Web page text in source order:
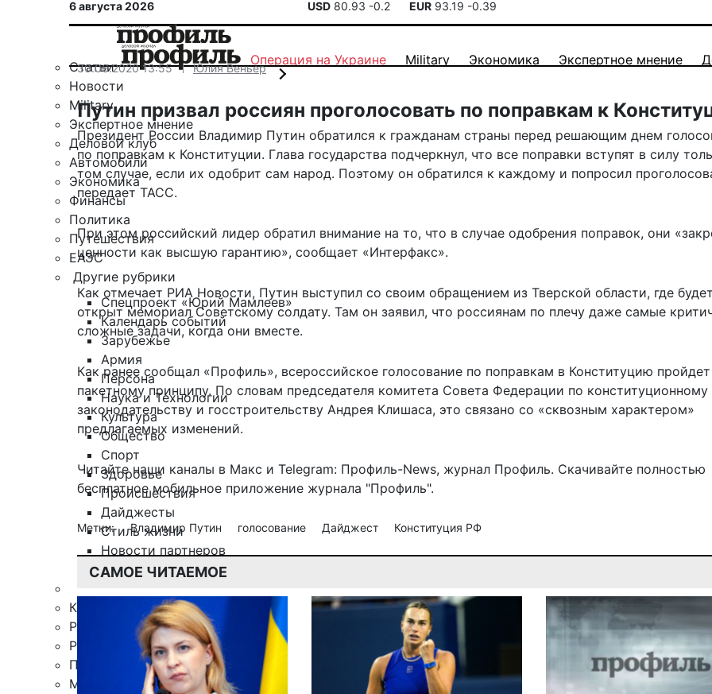
6 августа 2026 USD 80.93 -0.2 EUR 93.19 -0.39
Статьи
Новости
Military
Экспертное мнение
Деловой клуб
Автомобили
Экономика
Финансы
Политика
Путешествия
ЕАЭС
Другие рубрики
Спецпроект «Юрий Мамлеев»
Календарь событий
Зарубежье
Армия
Персона
Наука и Технологии
Культура
Общество
Спорт
Здоровье
Происшествия
Дайджесты
Стиль жизни
Новости партнеров
Интересное
Контакты
Редакция
Рекламная служба
Поиск по сайту
Мобильное приложение
Операция на Украине Military Экономика Экспертное мнение
30.06.2020 13:55 Юлия Веньер
Путин призвал россиян проголосовать по поправкам к
Президент России Владимир Путин обратился к гражданам страны перед решающим днем
по поправкам к Конституции. Глава государства подчеркнул, что все поправки вступят в силу
том случае, если их одобрит сам народ. Поэтому он обратился к каждому и попросил
передает ТАСС.
При этом российский лидер обратил внимание на то, что в случае одобрения поправок, они
ценности как высшую гарантию», сообщает «Интерфакс».
Как отмечает РИА Новости, Путин выступил со своим обращением из Тверской области, где
открыт мемориал Советскому солдату. Там он заявил, что россиянам по плечу даже самые
сложные задачи, когда они вместе.
Как ранее сообщал «Профиль», всероссийское голосование по поправкам в Конституцию
пакетному принципу. По словам председателя комитета Совета Федерации по конституционному
законодательству и госстроительству Андрея Клишаса, это связано со «сквозным характером»
предлагаемых изменений.
Читайте наши каналы в Макс и Telegram: Профиль-News, журнал Профиль. Скачивайте полностью
бесплатное мобильное приложение журнала "Профиль".
Метки: Владимир Путин голосование Дайджест Конституция РФ
САМОЕ ЧИТАЕМОЕ